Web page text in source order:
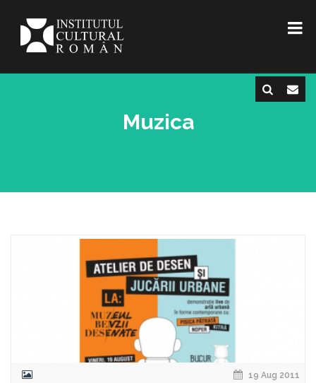
Muzica
19 Aug 2011